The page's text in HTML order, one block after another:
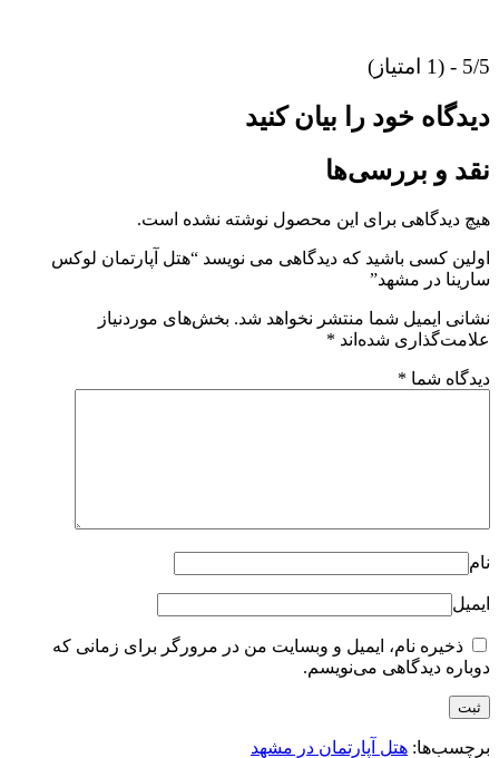
5/5 - (1 امتیاز)
دیدگاه خود را بیان کنید
نقد و بررسی‌ها
هیچ دیدگاهی برای این محصول نوشته نشده است.
اولین کسی باشید که دیدگاهی می نویسد “هتل آپارتمان لوکس
سارینا در مشهد”
نشانی ایمیل شما منتشر نخواهد شد. بخش‌های موردنیاز
علامت‌گذاری شده‌اند *
دیدگاه شما *
نام
ایمیل
ذخیره نام، ایمیل و وبسایت من در مرورگر برای زمانی که
دوباره دیدگاهی می‌نویسم.
برچسب‌ها: هتل آپارتمان در مشهد